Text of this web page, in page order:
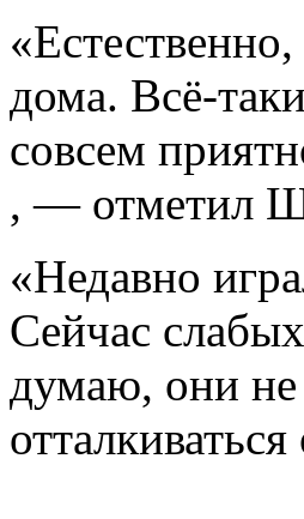
дома. Всё-
совсем
, — отметил
«Недавно
Сейчас
думаю, они